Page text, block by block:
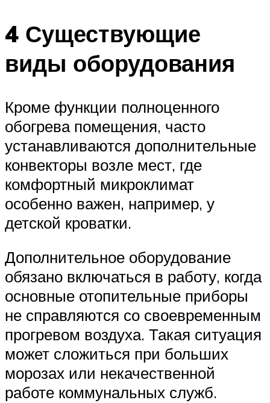
4 Существующие
виды оборудования
Кроме функции полноценного
обогрева помещения, часто
устанавливаются дополнительные
конвекторы возле мест, где
комфортный микроклимат
особенно важен, например, у
детской кроватки.
Дополнительное оборудование
обязано включаться в работу, когда
основные отопительные приборы
не справляются со своевременным
прогревом воздуха. Такая ситуация
может сложиться при больших
морозах или некачественной
работе коммунальных служб.